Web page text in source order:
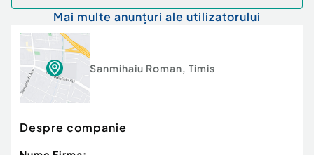
Mai multe anunțuri ale utilizatorului
Sanmihaiu Roman, Timis
Despre companie